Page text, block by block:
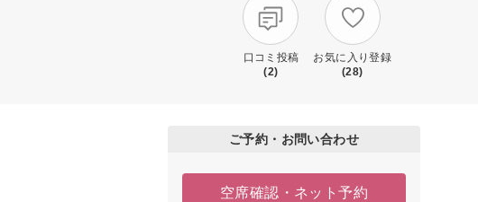
口コミ投稿
(2)
お気に入り登録
(28)
ご予約・お問い合わせ
空席確認・ネット予約